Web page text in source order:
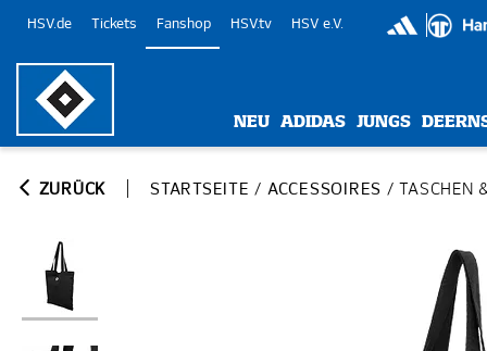
HSV.de Tickets Fanshop HSV.tv HSV e.V.
NEU ADIDAS JUNGS
ZURÜCK STARTSEITE / ACCESSOIRES / TASCHEN